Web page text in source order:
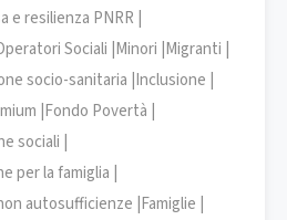
e resilienza PNRR |
Sociali |Minori |Migranti |
socio-sanitaria |Inclusione |
|Fondo Povertà |
sociali |
per la famiglia |
autosufficienze |Famiglie |